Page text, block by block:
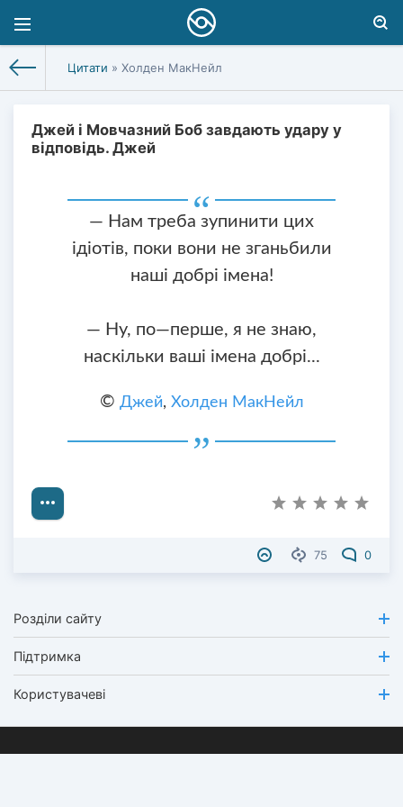
Цитати » Холден МакНейл
Джей і Мовчазний Боб завдають удару у
відповідь. Джей
— Нам треба зупинити цих
ідіотів, поки вони не зганьбили
наші добрі імена!
— Ну, по—перше, я не знаю,
наскільки ваші імена добрі...
© Джей, Холден МакНейл
75 0
Розділи сайту
Підтримка
Користувачеві